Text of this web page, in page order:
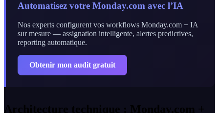
Automatisez votre Monday.com avec l’IA
Nos experts configurent vos workflows Monday.com + IA
sur mesure — assignation intelligente, alertes predictives,
reporting automatique.
Obtenir mon audit gratuit
Architecture technique : Monday.com +